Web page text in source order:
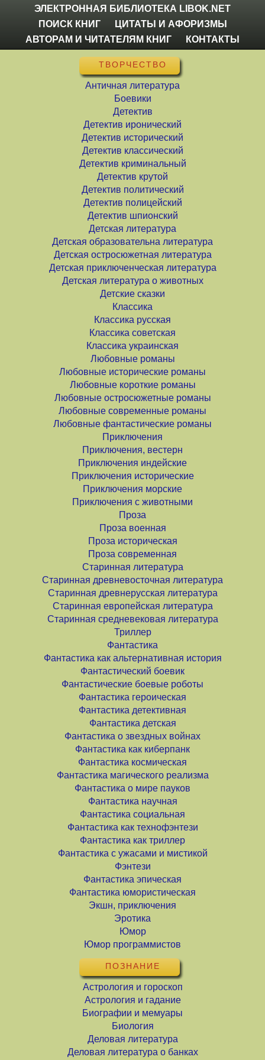
ЭЛЕКТРОННАЯ БИБЛИОТЕКА LIBOK.NET
ПОИСК КНИГ
ЦИТАТЫ И АФОРИЗМЫ
АВТОРАМ И ЧИТАТЕЛЯМ КНИГ
КОНТАКТЫ
ТВОРЧЕСТВО
Античная литература
Боевики
Детектив
Детектив иронический
Детектив исторический
Детектив классический
Детектив криминальный
Детектив крутой
Детектив политический
Детектив полицейский
Детектив шпионский
Детская литература
Детская образовательна литература
Детская остросюжетная литература
Детская приключенческая литература
Детская литература о животных
Детские сказки
Классика
Классика русская
Классика советская
Классика украинская
Любовные романы
Любовные исторические романы
Любовные короткие романы
Любовные остросюжетные романы
Любовные современные романы
Любовные фантастические романы
Приключения
Приключения, вестерн
Приключения индейские
Приключения исторические
Приключения морские
Приключения с животными
Проза
Проза военная
Проза историческая
Проза современная
Старинная литература
Старинная древневосточная литература
Старинная древнерусская литература
Старинная европейская литература
Старинная средневековая литература
Триллер
Фантастика
Фантастика как альтернативная история
Фантастический боевик
Фантастические боевые роботы
Фантастика героическая
Фантастика детективная
Фантастика детская
Фантастика о звездных войнах
Фантастика как киберпанк
Фантастика космическая
Фантастика магического реализма
Фантастика о мире пауков
Фантастика научная
Фантастика социальная
Фантастика как технофэнтези
Фантастика как триллер
Фантастика с ужасами и мистикой
Фэнтези
Фантастика эпическая
Фантастика юмористическая
Экшн, приключения
Эротика
Юмор
Юмор программистов
ПОЗНАНИЕ
Астрология и гороскоп
Астрология и гадание
Биографии и мемуары
Биология
Деловая литература
Деловая литература о банках